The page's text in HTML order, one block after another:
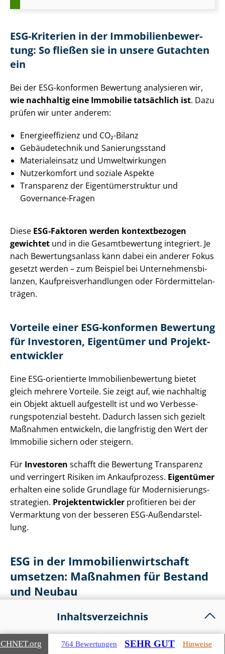
In­halts­ver­zeich­nis
1.ESG: Bedeutung & Zusammenhänge mit der Im­
ESG-Kriterien in der Im­mo­bi­li­en­be­wer­
tung: So fließen sie in unsere Gutachten
ein
Bei der ESG-konformen Bewertung analysieren wir,
wie nachhaltig eine Immobilie tatsächlich ist. Dazu
prüfen wir unter anderem:
En­er­gie­ef­fi­zi­enz und CO₂-Bilanz
Gebäudetechnik und Sanierungsstand
Materialeinsatz und Umweltwirkungen
Nutzerkomfort und soziale Aspekte
Transparenz der Ei­gen­tü­mer­struk­tur und
Governance-Fragen
Diese ESG-Faktoren werden kontextbezogen
gewichtet und in die Gesamtbewertung integriert. Je
nach Be­wer­tungs­an­lass kann dabei ein anderer Fokus
gesetzt werden – zum Beispiel bei Un­ter­neh­mens­bi­
lan­zen, Kauf­preis­ver­hand­lun­gen oder För­der­mit­tel­an­
trä­gen.
Vorteile einer ESG-konformen Bewertung
für Investoren, Eigentümer und Pro­jekt­
ent­wick­ler
Eine ESG-orientierte Im­mo­bi­li­en­be­wer­tung bietet
gleich mehrere Vorteile. Sie zeigt auf, wie nachhaltig
ein Objekt aktuell aufgestellt ist und wo Ver­bes­se­
rungs­po­ten­zi­al besteht. Dadurch lassen sich gezielt
Maßnahmen entwickeln, die langfristig den Wert der
Immobilie sichern oder steigern.
Für Investoren schafft die Bewertung Transparenz
und verringert Risiken im Ankaufprozess. Eigentümer
erhalten eine solide Grundlage für Mo­der­ni­sie­rungs­
stra­te­gien. Pro­jekt­ent­wick­ler profitieren bei der
Vermarktung von der besseren ESG-Au­ßen­dar­stel­
lung.
ESG in der Im­mo­bi­li­en­wirt­schaft
umsetzen: Maßnahmen für Bestand
und Neubau
ESG-Kriterien für Immobilien lassen sich nicht allein
Umsetzung im konkreten Objekt. Egal ob Neubau,
.org 764 Bewertungen SEHR GUT Hinweise